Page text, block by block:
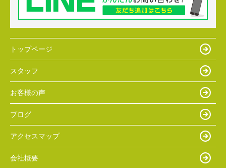
トップページ
スタッフ
お客様の声
ブログ
アクセスマップ
会社概要